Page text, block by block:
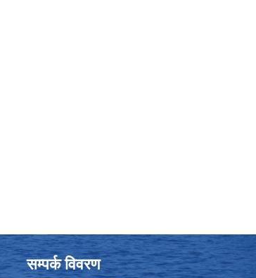
सम्पर्क विवरण